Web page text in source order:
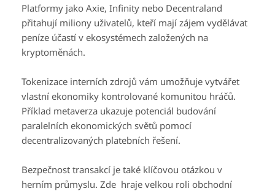
Platformy jako Axie, Infinity nebo Decentraland
přitahují miliony uživatelů, kteří mají zájem vydělávat
peníze účastí v ekosystémech založených na
kryptoměnách.
Tokenizace interních zdrojů vám umožňuje vytvářet
vlastní ekonomiky kontrolované komunitou hráčů.
Příklad metaverza ukazuje potenciál budování
paralelních ekonomických světů pomocí
decentralizovaných platebních řešení.
Bezpečnost transakcí je také klíčovou otázkou v
herním průmyslu. Zde hraje velkou roli obchodní